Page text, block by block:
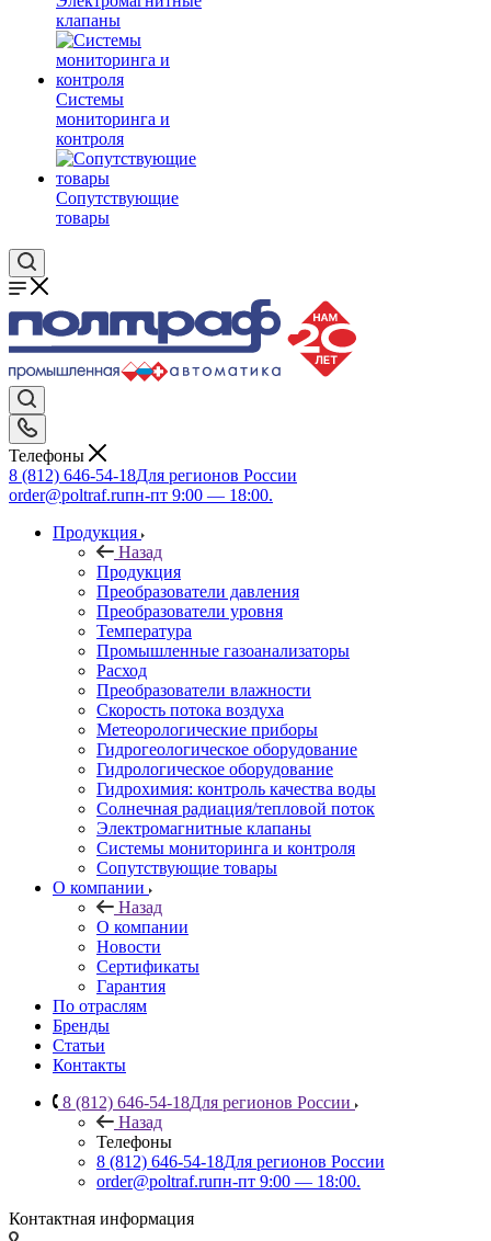
клапаны
Системы
мониторинга и
контроля
Сопутствующие
товары
Телефоны
8 (812) 646-54-18Для регионов России
order@poltraf.ruпн-пт 9:00 — 18:00.
Продукция
Назад
Продукция
Преобразователи давления
Преобразователи уровня
Температура
Промышленные газоанализаторы
Расход
Преобразователи влажности
Скорость потока воздуха
Метеорологические приборы
Гидрогеологическое оборудование
Гидрологическое оборудование
Гидрохимия: контроль качества воды
Солнечная радиация/тепловой поток
Электромагнитные клапаны
Системы мониторинга и контроля
Сопутствующие товары
О компании
Назад
О компании
Новости
Сертификаты
Гарантия
По отраслям
Бренды
Статьи
Контакты
8 (812) 646-54-18Для регионов России
Назад
Телефоны
8 (812) 646-54-18Для регионов России
order@poltraf.ruпн-пт 9:00 — 18:00.
Контактная информация